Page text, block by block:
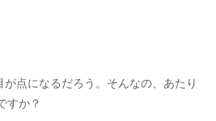
点になるだろう。そんなの、あたり
すか？